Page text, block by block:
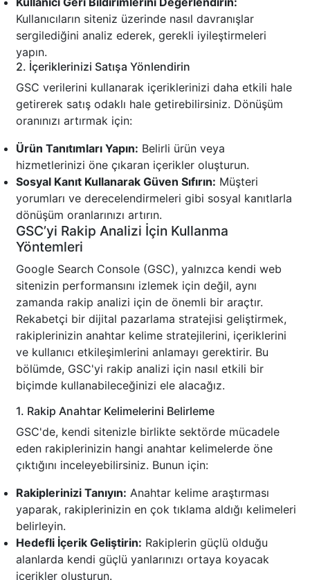
Kullanıcıların siteniz üzerinde nasıl davranışlar
sergilediğini analiz ederek, gerekli iyileştirmeleri
yapın.
2. İçeriklerinizi Satışa Yönlendirin
GSC verilerini kullanarak içeriklerinizi daha etkili hale
getirerek satış odaklı hale getirebilirsiniz. Dönüşüm
oranınızı artırmak için:
Ürün Tanıtımları Yapın: Belirli ürün veya
hizmetlerinizi öne çıkaran içerikler oluşturun.
Sosyal Kanıt Kullanarak Güven Sıfırın: Müşteri
yorumları ve derecelendirmeleri gibi sosyal kanıtlarla
dönüşüm oranlarınızı artırın.
GSC’yi Rakip Analizi İçin Kullanma
Yöntemleri
Google Search Console (GSC), yalnızca kendi web
sitenizin performansını izlemek için değil, aynı
zamanda rakip analizi için de önemli bir araçtır.
Rekabetçi bir dijital pazarlama stratejisi geliştirmek,
rakiplerinizin anahtar kelime stratejilerini, içeriklerini
ve kullanıcı etkileşimlerini anlamayı gerektirir. Bu
bölümde, GSC'yi rakip analizi için nasıl etkili bir
biçimde kullanabileceğinizi ele alacağız.
1. Rakip Anahtar Kelimelerini Belirleme
GSC'de, kendi sitenizle birlikte sektörde mücadele
eden rakiplerinizin hangi anahtar kelimelerde öne
çıktığını inceleyebilirsiniz. Bunun için:
Rakiplerinizi Tanıyın: Anahtar kelime araştırması
yaparak, rakiplerinizin en çok tıklama aldığı kelimeleri
belirleyin.
Hedefli İçerik Geliştirin: Rakiplerin güçlü olduğu
alanlarda kendi güçlü yanlarınızı ortaya koyacak
içerikler oluşturun.